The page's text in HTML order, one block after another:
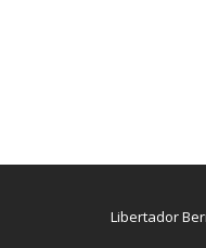
Libertador